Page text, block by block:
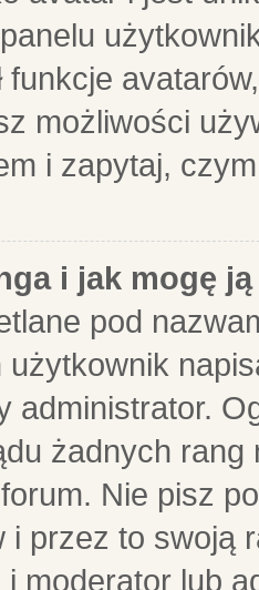
funkcje
możliwości
i zapytaj,
i jak mogę
pod
administrator.
żadnych
Nie pisz
i przez to swoją
i moderator lub